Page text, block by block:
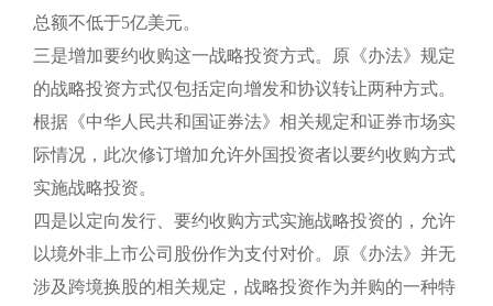
总额不低于5亿美元。
三是增加要约收购这一战略投资方式。原《办法》规定
的战略投资方式仅包括定向增发和协议转让两种方式。
根据《中华人民共和国证券法》相关规定和证券市场实
际情况，此次修订增加允许外国投资者以要约收购方式
实施战略投资。
四是以定向发行、要约收购方式实施战略投资的，允许
以境外非上市公司股份作为支付对价。原《办法》并无
涉及跨境换股的相关规定，战略投资作为并购的一种特